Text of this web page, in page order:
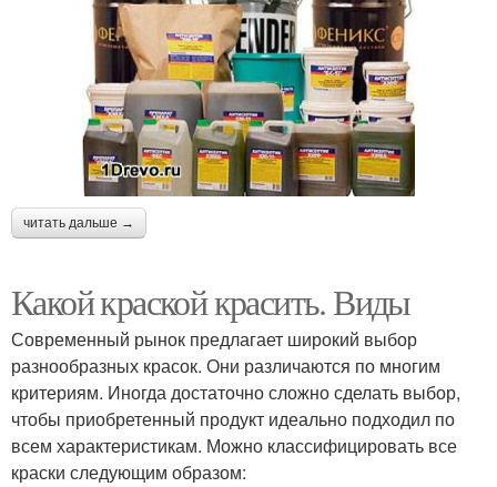
читать дальше →
Какой краской красить. Виды
Современный рынок предлагает широкий выбор
разнообразных красок. Они различаются по многим
критериям. Иногда достаточно сложно сделать выбор,
чтобы приобретенный продукт идеально подходил по
всем характеристикам. Можно классифицировать все
краски следующим образом: